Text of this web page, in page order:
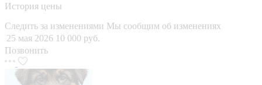
История цены
Следить за изменениями Мы сообщим об изменениях
25 мая 2026 10 000 руб.
Позвонить